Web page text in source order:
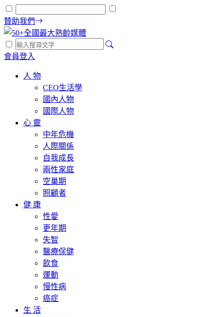
贊助我們
會員登入
人 物
CEO生活學
國內人物
國際人物
心 靈
中年危機
人際關係
自我成長
兩性家庭
空巢期
照顧者
健 康
性愛
更年期
失智
醫療保健
飲食
運動
慢性病
癌症
生 活